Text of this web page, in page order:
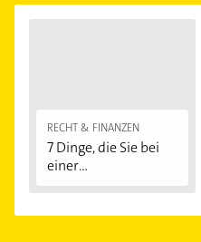
RECHT & FINANZEN
7 Dinge, die Sie bei
einer